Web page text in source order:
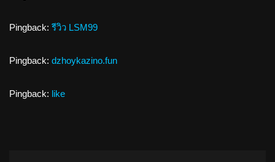
Pingback: รีวิว LSM99
Pingback: dzhoykazino.fun
Pingback: like